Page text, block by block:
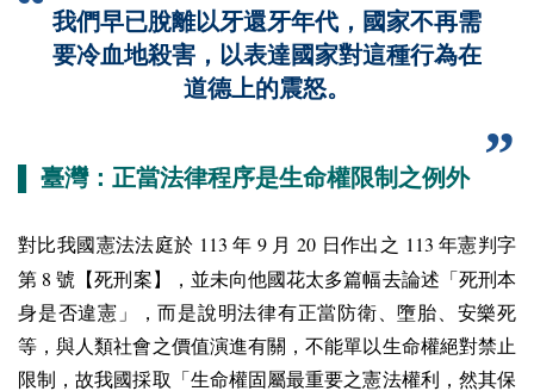
我們早已脫離以牙還牙年代，國家不再需
要冷血地殺害，以表達國家對這種行為在
道德上的震怒。
▌ 臺灣：正當法律程序是生命權限制之例外
對比我國憲法法庭於 113 年 9 月20 日作出之 113 年憲判字
第 8號【死刑案】，並未向他國花太多篇幅去論述「死刑本
身是否違憲」，而是說明法律有正當防衛、墮胎、安樂死
等，與人類社會之價值演進有關，不能單以生命權絕對禁止
限制，故我國採取「生命權固屬最重要之憲法權利，然其保